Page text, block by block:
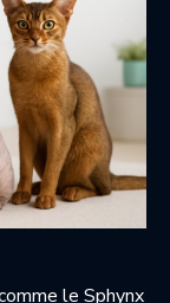
le Sphynx